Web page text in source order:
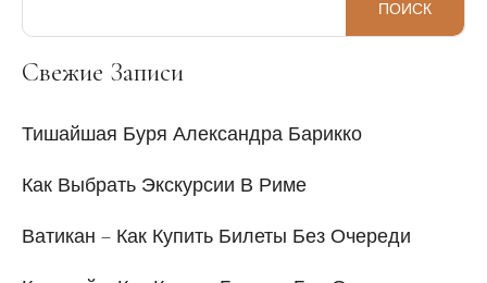
ПОИСК
Свежие Записи
Тишайшая Буря Александра Барикко
Как Выбрать Экскурсии В Риме
Ватикан – Как Купить Билеты Без Очереди